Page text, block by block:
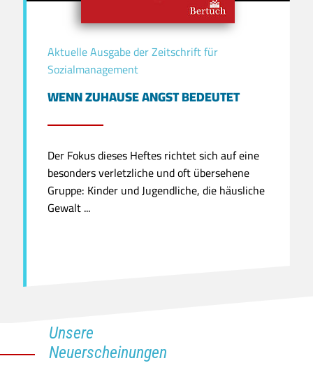
Aktuelle Ausgabe der Zeitschrift für
Sozialmanagement
WENN ZUHAUSE ANGST BEDEUTET
Der Fokus dieses Heftes richtet sich auf eine
besonders verletzliche und oft übersehene
Gruppe: Kinder und Jugendliche, die häusliche
Gewalt ...
Unsere
Neuerscheinungen